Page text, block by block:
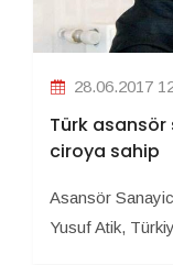
28.06.2017
Türk
ciroya sahip
Asansör
Yusuf Atik,